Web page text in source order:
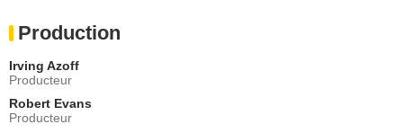
Production
Irving Azoff
Producteur
Robert Evans
Producteur